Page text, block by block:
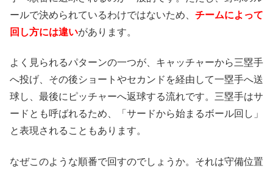
ールで決められているわけではないため、 チームによって
回し方には違いがあります。
よく見られるパターンの一つが、キャッチャーから三塁手
へ投げ、その後ショートやセカンドを経由して一塁手へ送
球し、最後にピッチャーへ返球する流れです。三塁手はサ
ードとも呼ばれるため、「サードから始まるボール回し」
と表現されることもあります。
なぜこのような順番で回すのでしょうか。それは守備位置